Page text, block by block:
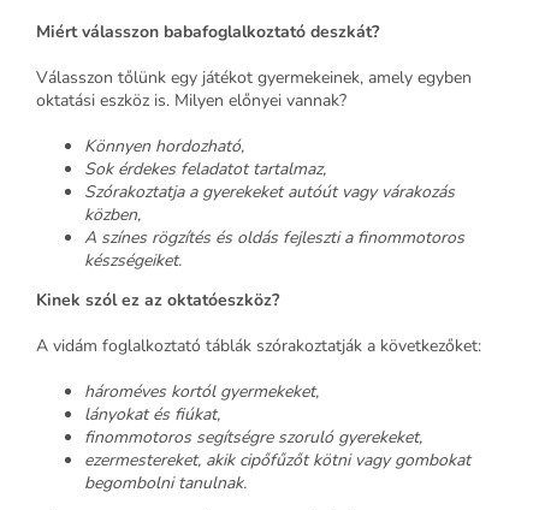
Miért válasszon babafoglalkoztató deszkát?
Válasszon tőlünk egy játékot gyermekeinek, amely egyben
oktatási eszköz is. Milyen előnyei vannak?
Könnyen hordozható,
Sok érdekes feladatot tartalmaz,
Szórakoztatja a gyerekeket autóút vagy várakozás
közben,
A színes rögzítés és oldás fejleszti a finommotoros
készségeiket.
Kinek szól ez az oktatóeszköz?
A vidám foglalkoztató táblák szórakoztatják a következőket:
hároméves kortól gyermekeket,
lányokat és fiúkat,
finommotoros segítségre szoruló gyerekeket,
ezermestereket, akik cipőfűzőt kötni vagy gombokat
begombolni tanulnak.